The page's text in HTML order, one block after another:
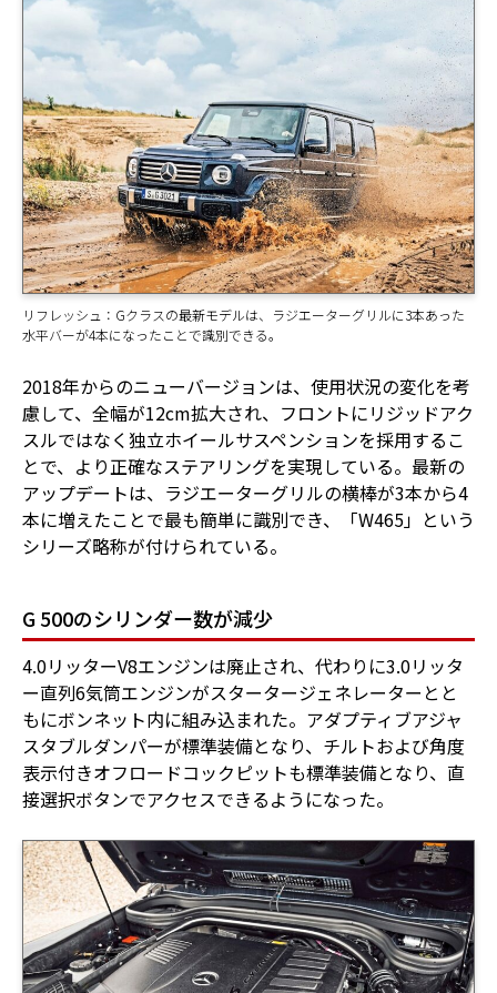
リフレッシュ：Gクラスの最新モデルは、ラジエーターグリルに3本あった
水平バーが4本になったことで識別できる。
2018年からのニューバージョンは、使用状況の変化を考
慮して、全幅が12cm拡大され、フロントにリジッドアク
スルではなく独立ホイールサスペンションを採用するこ
とで、より正確なステアリングを実現している。最新の
アップデートは、ラジエーターグリルの横棒が3本から4
本に増えたことで最も簡単に識別でき、「W465」という
シリーズ略称が付けられている。
G 500のシリンダー数が減少
4.0リッターV8エンジンは廃止され、代わりに3.0リッタ
ー直列6気筒エンジンがスタータージェネレーターとと
もにボンネット内に組み込まれた。アダプティブアジャ
スタブルダンパーが標準装備となり、チルトおよび角度
表示付きオフロードコックピットも標準装備となり、直
接選択ボタンでアクセスできるようになった。